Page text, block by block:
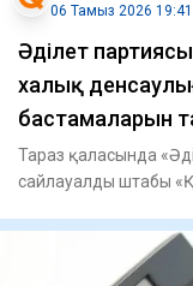
06 Тамыз 2026 19:41
Әділет
халық
бастамаларын
Тараз қаласында
сайлауалды штабы